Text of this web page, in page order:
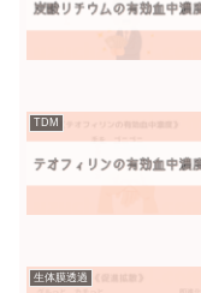
TDM
生体膜透過